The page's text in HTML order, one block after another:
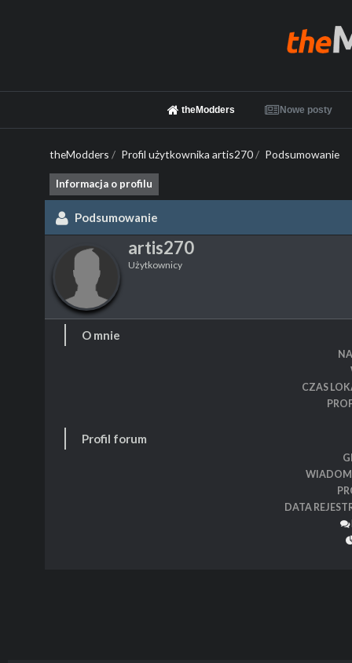
theModders Nowe posty
theModders / Profil użytkownika artis270/ Podsumowanie
Informacja o profilu
Podsumowanie
artis270
Użytkownicy
O mnie
CZAS
Profil forum
DATA